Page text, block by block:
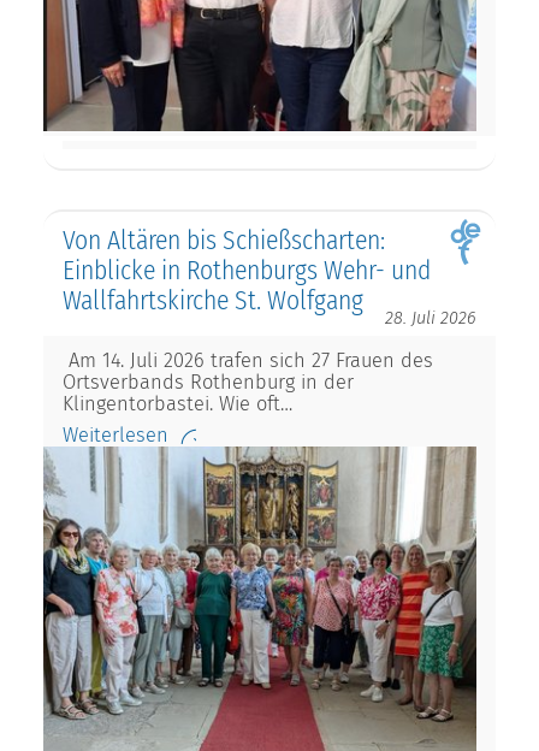
Von Altären bis Schießscharten:
Einblicke in Rothenburgs Wehr- und
Wallfahrtskirche St. Wolfgang
28. Juli 2026
Am 14. Juli 2026 trafen sich 27 Frauen des
Ortsverbands Rothenburg in der
Klingentorbastei. Wie oft…
Weiterlesen